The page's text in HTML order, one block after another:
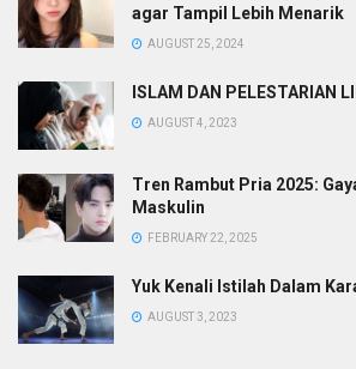
agar Tampil Lebih Menarik
AUGUST 25, 2024
ISLAM DAN PELESTARIAN
AUGUST 4, 2023
Tren Rambut Pria 2025:
Maskulin
FEBRUARY 22, 2025
Yuk Kenali Istilah Dalam
AUGUST 3, 2023